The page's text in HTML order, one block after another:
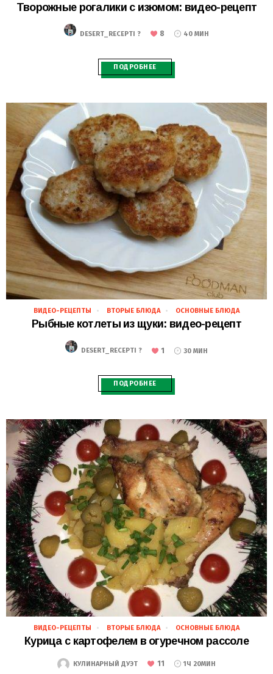
Творожные рогалики с изюмом: видео-рецепт
DESERT_RECEPTI ? 8 40 МИН
ПОДРОБНЕЕ
28.11.2018
ВИДЕО-РЕЦЕПТЫ ВТОРЫЕ БЛЮДА ОСНОВНЫЕ БЛЮДА
Рыбные котлеты из щуки: видео-рецепт
DESERT_RECEPTI ? 1 30 МИН
ПОДРОБНЕЕ
25.11.2018
ВИДЕО-РЕЦЕПТЫ ВТОРЫЕ БЛЮДА ОСНОВНЫЕ БЛЮДА
Курица с картофелем в огуречном рассоле
КУЛИНАРНЫЙ ДУЭТ 11 1Ч 20МИН